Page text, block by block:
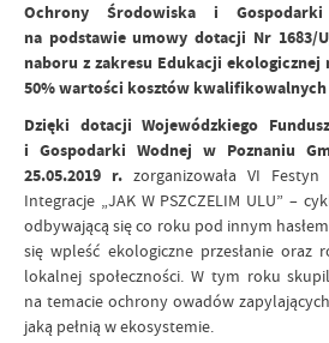
Ochrony Środowiska i
na podstawie umowy dotacji Nr 1683/
naboru z zakresu Edukacji ekologicznej
50% wartości kosztów
Dzięki dotacji Wojewódzkiego
i Gospodarki Wodnej w Poznaniu
25.05.2019 r. zorganizowała VI
Integracje „JAK W PSZCZELIM ULU” –
odbywającą się co roku pod innym
się wpleść ekologiczne przesłanie oraz
lokalnej społeczności. W tym roku
na temacie ochrony owadów
jaką pełnią w ekosystemie.